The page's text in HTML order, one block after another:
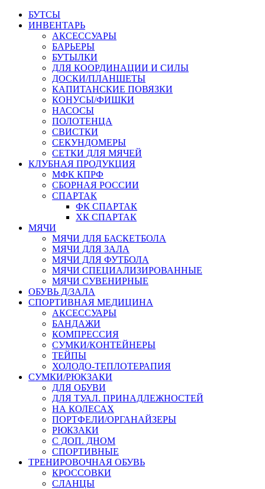
БУТСЫ
ИНВЕНТАРЬ
АКСЕССУАРЫ
БАРЬЕРЫ
БУТЫЛКИ
ДЛЯ КООРДИНАЦИИ И СИЛЫ
ДОСКИ/ПЛАНШЕТЫ
КАПИТАНСКИЕ ПОВЯЗКИ
КОНУСЫ/ФИШКИ
НАСОСЫ
ПОЛОТЕНЦА
СВИСТКИ
СЕКУНДОМЕРЫ
СЕТКИ ДЛЯ МЯЧЕЙ
КЛУБНАЯ ПРОДУКЦИЯ
МФК КПРФ
СБОРНАЯ РОССИИ
СПАРТАК
ФК СПАРТАК
ХК СПАРТАК
МЯЧИ
МЯЧИ ДЛЯ БАСКЕТБОЛА
МЯЧИ ДЛЯ ЗАЛА
МЯЧИ ДЛЯ ФУТБОЛА
МЯЧИ СПЕЦИАЛИЗИРОВАННЫЕ
МЯЧИ СУВЕНИРНЫЕ
ОБУВЬ Д/ЗАЛА
СПОРТИВНАЯ МЕДИЦИНА
АКСЕССУАРЫ
БАНДАЖИ
КОМПРЕССИЯ
СУМКИ/КОНТЕЙНЕРЫ
ТЕЙПЫ
ХОЛОДО-ТЕПЛОТЕРАПИЯ
СУМКИ/РЮКЗАКИ
ДЛЯ ОБУВИ
ДЛЯ ТУАЛ. ПРИНАДЛЕЖНОСТЕЙ
НА КОЛЕСАХ
ПОРТФЕЛИ/ОРГАНАЙЗЕРЫ
РЮКЗАКИ
С ДОП. ДНОМ
СПОРТИВНЫЕ
ТРЕНИРОВОЧНАЯ ОБУВЬ
КРОССОВКИ
СЛАНЦЫ